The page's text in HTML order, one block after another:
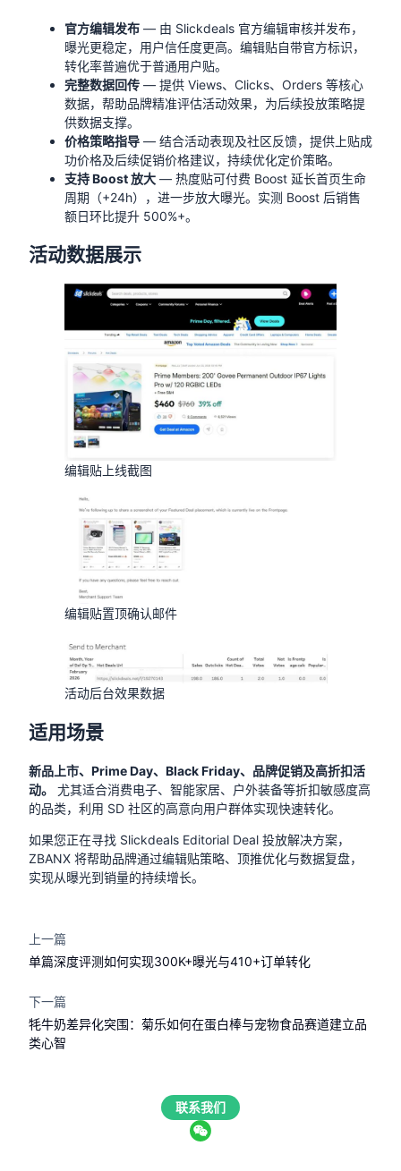
官方编辑发布 — 由 Slickdeals 官方编辑审核并发布，
曝光更稳定，用户信任度更高。编辑贴自带官方标识，
转化率普遍优于普通用户贴。
完整数据回传 — 提供 Views、Clicks、Orders 等核心
数据，帮助品牌精准评估活动效果，为后续投放策略提
供数据支撑。
价格策略指导 — 结合活动表现及社区反馈，提供上贴成
功价格及后续促销价格建议，持续优化定价策略。
支持 Boost 放大 — 热度贴可付费 Boost 延长首页生命
周期（+24h），进一步放大曝光。实测 Boost 后销售
额日环比提升 500%+。
活动数据展示
编辑贴上线截图
编辑贴置顶确认邮件
活动后台效果数据
适用场景
新品上市、Prime Day、Black Friday、品牌促销及高折扣活
动。
尤其适合消费电子、智能家居、户外装备等折扣敏感度高
的品类，利用 SD 社区的高意向用户群体实现快速转化。
如果您正在寻找 Slickdeals Editorial Deal 投放解决方案，
ZBANX 将帮助品牌通过编辑贴策略、顶推优化与数据复盘，
实现从曝光到销量的持续增长。
上一篇
单篇深度评测如何实现300K+曝光与410+订单转化
下一篇
牦牛奶差异化突围：菊乐如何在蛋白棒与宠物食品赛道建立品
类心智
联系我们